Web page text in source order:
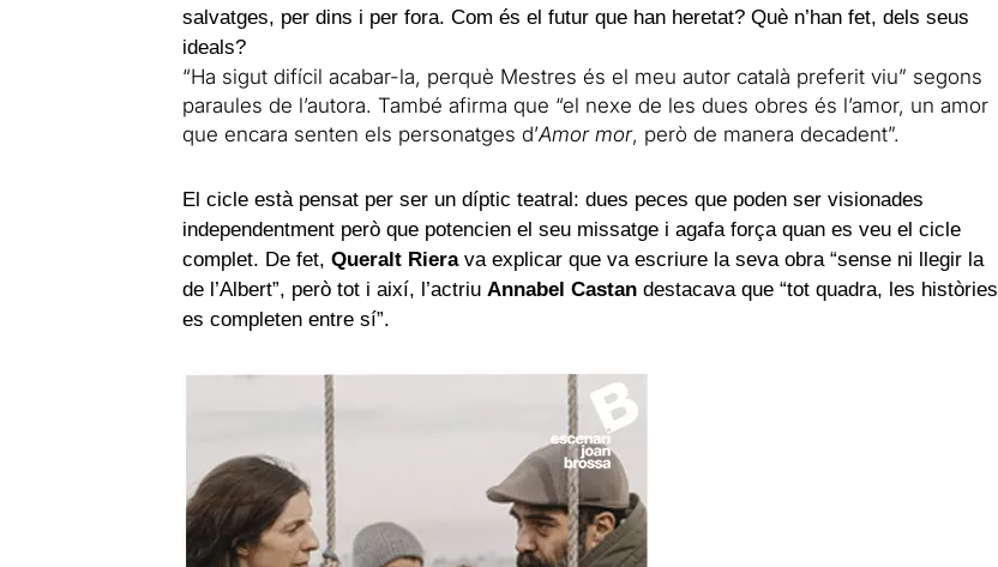
salvatges, per dins i per fora. Com és el futur que han heretat? Què n’han fet, dels seus
ideals?
“Ha sigut difícil acabar-la, perquè Mestres és el meu autor català preferit viu” segons
paraules de l’autora. També afirma que “el nexe de les dues obres és l’amor, un amor
que encara senten els personatges d’Amor mor, però de manera decadent”.
El cicle està pensat per ser un díptic teatral: dues peces que poden ser visionades
independentment però que potencien el seu missatge i agafa força quan es veu el cicle
complet. De fet, Queralt Rierava explicar que va escriure la seva obra “sense ni llegir la
de l’Albert”, però tot i així, l’actriu Annabel Castandestacava que “tot quadra, les històries
es completen entre sí”.